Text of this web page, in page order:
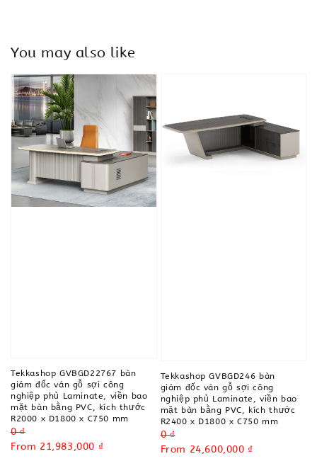
You may also like
Tekkashop GVBGD22767 bàn
giám đốc ván gỗ sợi công
nghiệp phủ Laminate, viền bao
mặt bàn bằng PVC, kích thước
R2000 x D1800 x C750 mm
Regular
price
0 ₫
Sale
From 21,983,000 ₫
Tekkashop GVBGD246 bàn
giám đốc ván gỗ sợi công
nghiệp phủ Laminate, viền bao
mặt bàn bằng PVC, kích thước
R2400 x D1800 x C750 mm
Regular
price
0 ₫
Sale
From 24,600,000 ₫